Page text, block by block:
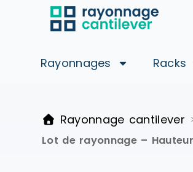
Rayonnages Racks
Rayonnage cantilever
Lot de rayonnage –